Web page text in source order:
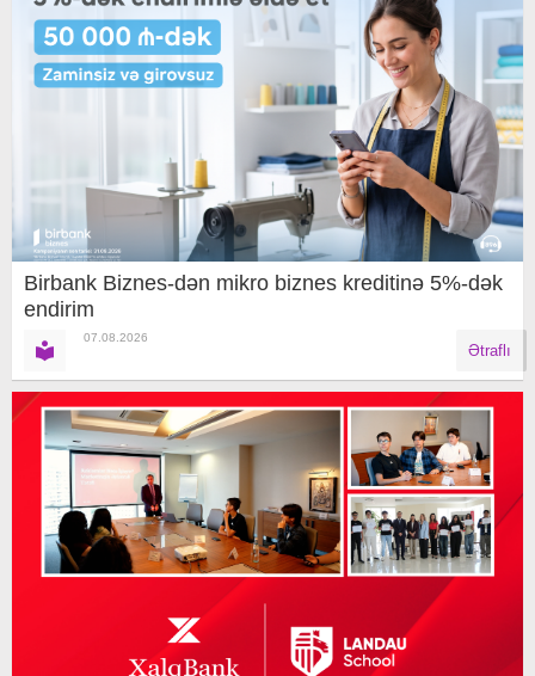
Birbank Biznes-dən mikro biznes kreditinə 5%-dək
endirim
07.08.2026
Ətraflı